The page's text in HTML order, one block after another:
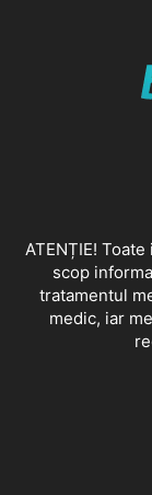
ATENȚIE!
scop
tratamentul
medic, iar